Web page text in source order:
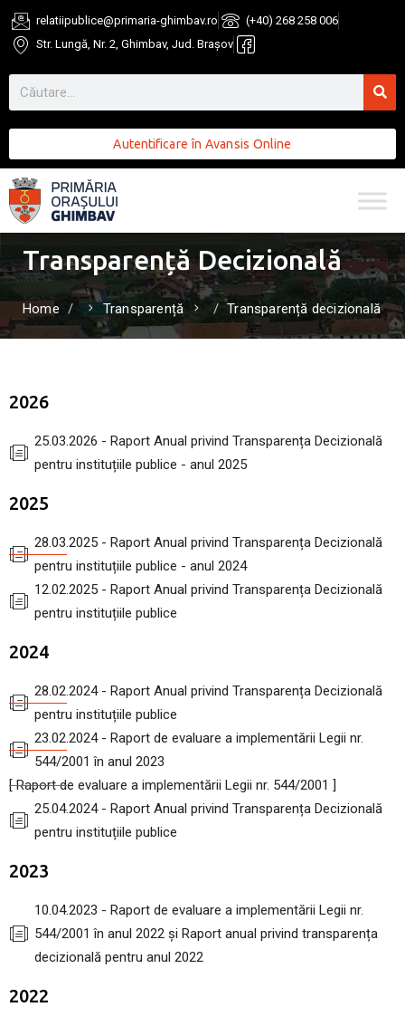
relatiipublice@primaria-ghimbav.ro
(+40) 268 258 006
Str. Lungă, Nr. 2, Ghimbav, Jud. Brașov
Autentificare în Avansis Online
Transparență Decizională
Home Transparență Transparență decizională
2026
25.03.2026 - Raport Anual privind Transparența Decizională
pentru instituțiile publice - anul 2025
2025
28.03.2025 - Raport Anual privind Transparența Decizională
pentru instituțiile publice - anul 2024
12.02.2025 - Raport Anual privind Transparența Decizională
pentru instituțiile publice
2024
28.02.2024 - Raport Anual privind Transparența Decizională
pentru instituțiile publice
23.02.2024 - Raport de evaluare a implementării Legii nr.
544/2001 în anul 2023
[ Raport de evaluare a implementării Legii nr. 544/2001 ]
25.04.2024 - Raport Anual privind Transparența Decizională
pentru instituțiile publice
2023
10.04.2023 - Raport de evaluare a implementării Legii nr.
544/2001 în anul 2022 și Raport anual privind transparența
decizională pentru anul 2022
2022